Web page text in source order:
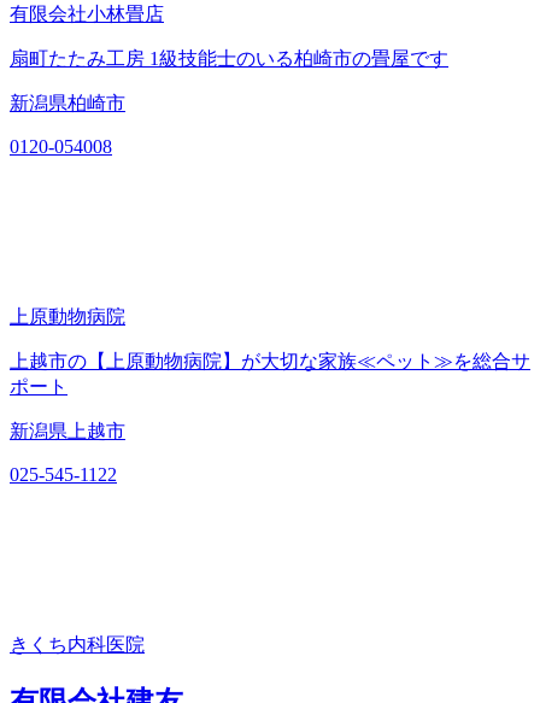
有限会社小林畳店
扇町たたみ工房 1級技能士のいる柏崎市の畳屋です
新潟県柏崎市
0120-054008
上原動物病院
上越市の【上原動物病院】が大切な家族≪ペット≫を総合サ
ポート
新潟県上越市
025-545-1122
きくち内科医院